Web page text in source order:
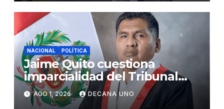
NACIONAL POLÍTICA
Jaime Quito cuestiona
imparcialidad del Tribunal
Constitucional tras liberación
de Ollanta Humala
AGO 1, 2026 DECANA UNO